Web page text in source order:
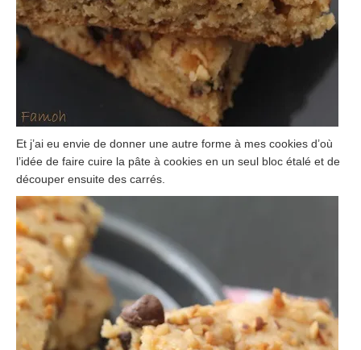
Et j’ai eu envie de donner une autre forme à mes cookies d’où
l’idée de faire cuire la pâte à cookies en un seul bloc étalé et de
découper ensuite des carrés.